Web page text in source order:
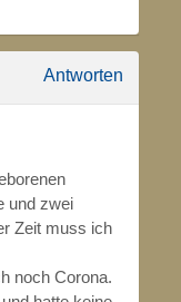
Antworten
und zwei
Zeit muss ich
noch Corona.